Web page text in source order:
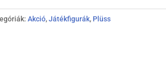
Akció,Játékfigurák, Plüss